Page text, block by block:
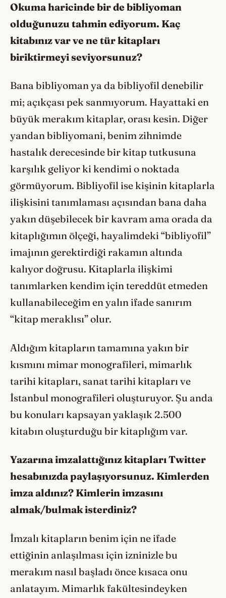
Okuma haricinde bir de bibliyoman
olduğunuzu tahmin ediyorum. Kaç
kitabınız var ve ne tür kitapları
biriktirmeyi seviyorsunuz?
Bana bibliyoman ya da bibliyofil denebilir
mi; açıkçası pek sanmıyorum. Hayattaki en
büyük merakım kitaplar, orası kesin. Diğer
yandan bibliyomani, benim zihnimde
hastalık derecesinde bir kitap tutkusuna
karşılık geliyor ki kendimi o noktada
görmüyorum. Bibliyofil ise kişinin kitaplarla
ilişkisini tanımlaması açısından bana daha
yakın düşebilecek bir kavram ama orada da
kitaplığımın ölçeği, hayalimdeki “bibliyofil”
imajının gerektirdiği rakamın altında
kalıyor doğrusu. Kitaplarla ilişkimi
tanımlarken kendim için tereddüt etmeden
kullanabileceğim en yalın ifade sanırım
“kitap meraklısı” olur.
Aldığım kitapların tamamına yakın bir
kısmını mimar monografileri, mimarlık
tarihi kitapları, sanat tarihi kitapları ve
İstanbul monografileri oluşturuyor. Şu anda
bu konuları kapsayan yaklaşık 2.500
kitabın oluşturduğu bir kitaplığım var.
Yazarına imzalattığınız kitapları Twitter
hesabınızda paylaşıyorsunuz. Kimlerden
imza aldınız? Kimlerin imzasını
almak/bulmak isterdiniz?
İmzalı kitapların benim için ne ifade
ettiğinin anlaşılması için izninizle bu
merakım nasıl başladı önce kısaca onu
anlatayım. Mimarlık fakültesindeyken